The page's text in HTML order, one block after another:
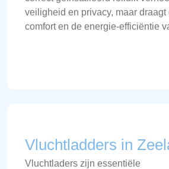
veiligheid en privacy, maar
comfort en de energie-efficiëntie
Vluchtladders in
Vluchtladers zijn essentiële